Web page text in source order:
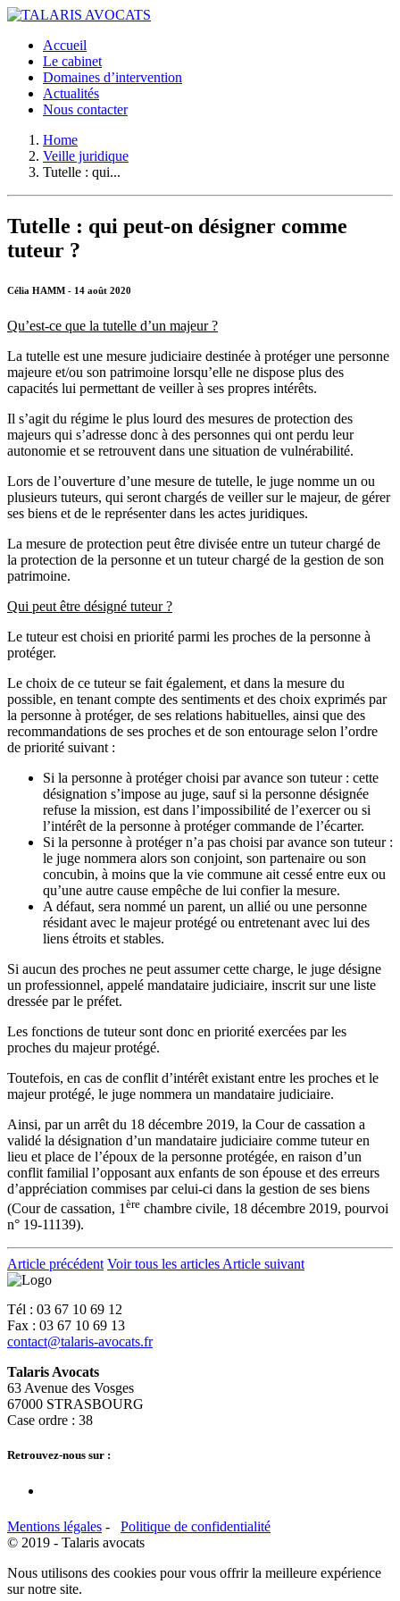
Accueil
Le cabinet
Domaines d’intervention
Actualités
Nous contacter
Home
Veille juridique
Tutelle : qui...
Tutelle : qui peut-on désigner comme
tuteur ?
Célia HAMM - 14 août 2020
Qu’est-ce que la tutelle d’un majeur ?
La tutelle est une mesure judiciaire destinée à protéger une personne
majeure et/ou son patrimoine lorsqu’elle ne dispose plus des
capacités lui permettant de veiller à ses propres intérêts.
Il s’agit du régime le plus lourd des mesures de protection des
majeurs qui s’adresse donc à des personnes qui ont perdu leur
autonomie et se retrouvent dans une situation de vulnérabilité.
Lors de l’ouverture d’une mesure de tutelle, le juge nomme un ou
plusieurs tuteurs, qui seront chargés de veiller sur le majeur, de gérer
ses biens et de le représenter dans les actes juridiques.
La mesure de protection peut être divisée entre un tuteur chargé de
la protection de la personne et un tuteur chargé de la gestion de son
patrimoine.
Qui peut être désigné tuteur ?
Le tuteur est choisi en priorité parmi les proches de la personne à
protéger.
Le choix de ce tuteur se fait également, et dans la mesure du
possible, en tenant compte des sentiments et des choix exprimés par
la personne à protéger, de ses relations habituelles, ainsi que des
recommandations de ses proches et de son entourage selon l’ordre
de priorité suivant :
Si la personne à protéger choisi par avance son tuteur : cette
désignation s’impose au juge, sauf si la personne désignée
refuse la mission, est dans l’impossibilité de l’exercer ou si
l’intérêt de la personne à protéger commande de l’écarter.
Si la personne à protéger n’a pas choisi par avance son tuteur :
le juge nommera alors son conjoint, son partenaire ou son
concubin, à moins que la vie commune ait cessé entre eux ou
qu’une autre cause empêche de lui confier la mesure.
A défaut, sera nommé un parent, un allié ou une personne
résidant avec le majeur protégé ou entretenant avec lui des
liens étroits et stables.
Si aucun des proches ne peut assumer cette charge, le juge désigne
un professionnel, appelé mandataire judiciaire, inscrit sur une liste
dressée par le préfet.
Les fonctions de tuteur sont donc en priorité exercées par les
proches du majeur protégé.
Toutefois, en cas de conflit d’intérêt existant entre les proches et le
majeur protégé, le juge nommera un mandataire judiciaire.
Ainsi, par un arrêt du 18 décembre 2019, la Cour de cassation a
validé la désignation d’un mandataire judiciaire comme tuteur en
lieu et place de l’époux de la personne protégée, en raison d’un
conflit familial l’opposant aux enfants de son épouse et des erreurs
d’appréciation commises par celui-ci dans la gestion de ses biens
(Cour de cassation, 1 ère chambre civile, 18 décembre 2019, pourvoi
n° 19-11139).
Article précédent Voir tous les articles Article suivant
Tél : 03 67 10 69 12
Fax : 03 67 10 69 13
contact@talaris-avocats.fr
Talaris Avocats
63 Avenue des Vosges
67000 STRASBOURG
Case ordre : 38
Retrouvez-nous sur :
Mentions légales - Politique de confidentialité
© 2019 - Talaris avocats
Nous utilisons des cookies pour vous offrir la meilleure expérience
sur notre site.